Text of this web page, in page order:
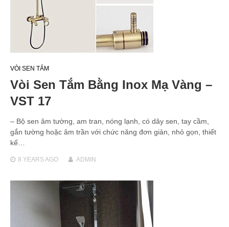
VÒI SEN TẮM
Vòi Sen Tắm Bằng Inox Mạ Vàng –
VST 17
– Bộ sen âm tường, am tran, nóng lạnh, có dây sen, tay cầm,
gắn tường hoặc âm trần với chức năng đơn giản, nhỏ gọn, thiết
kế…
8 YEARSAGO ADMIN